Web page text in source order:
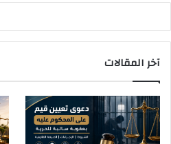
آخر المقالات